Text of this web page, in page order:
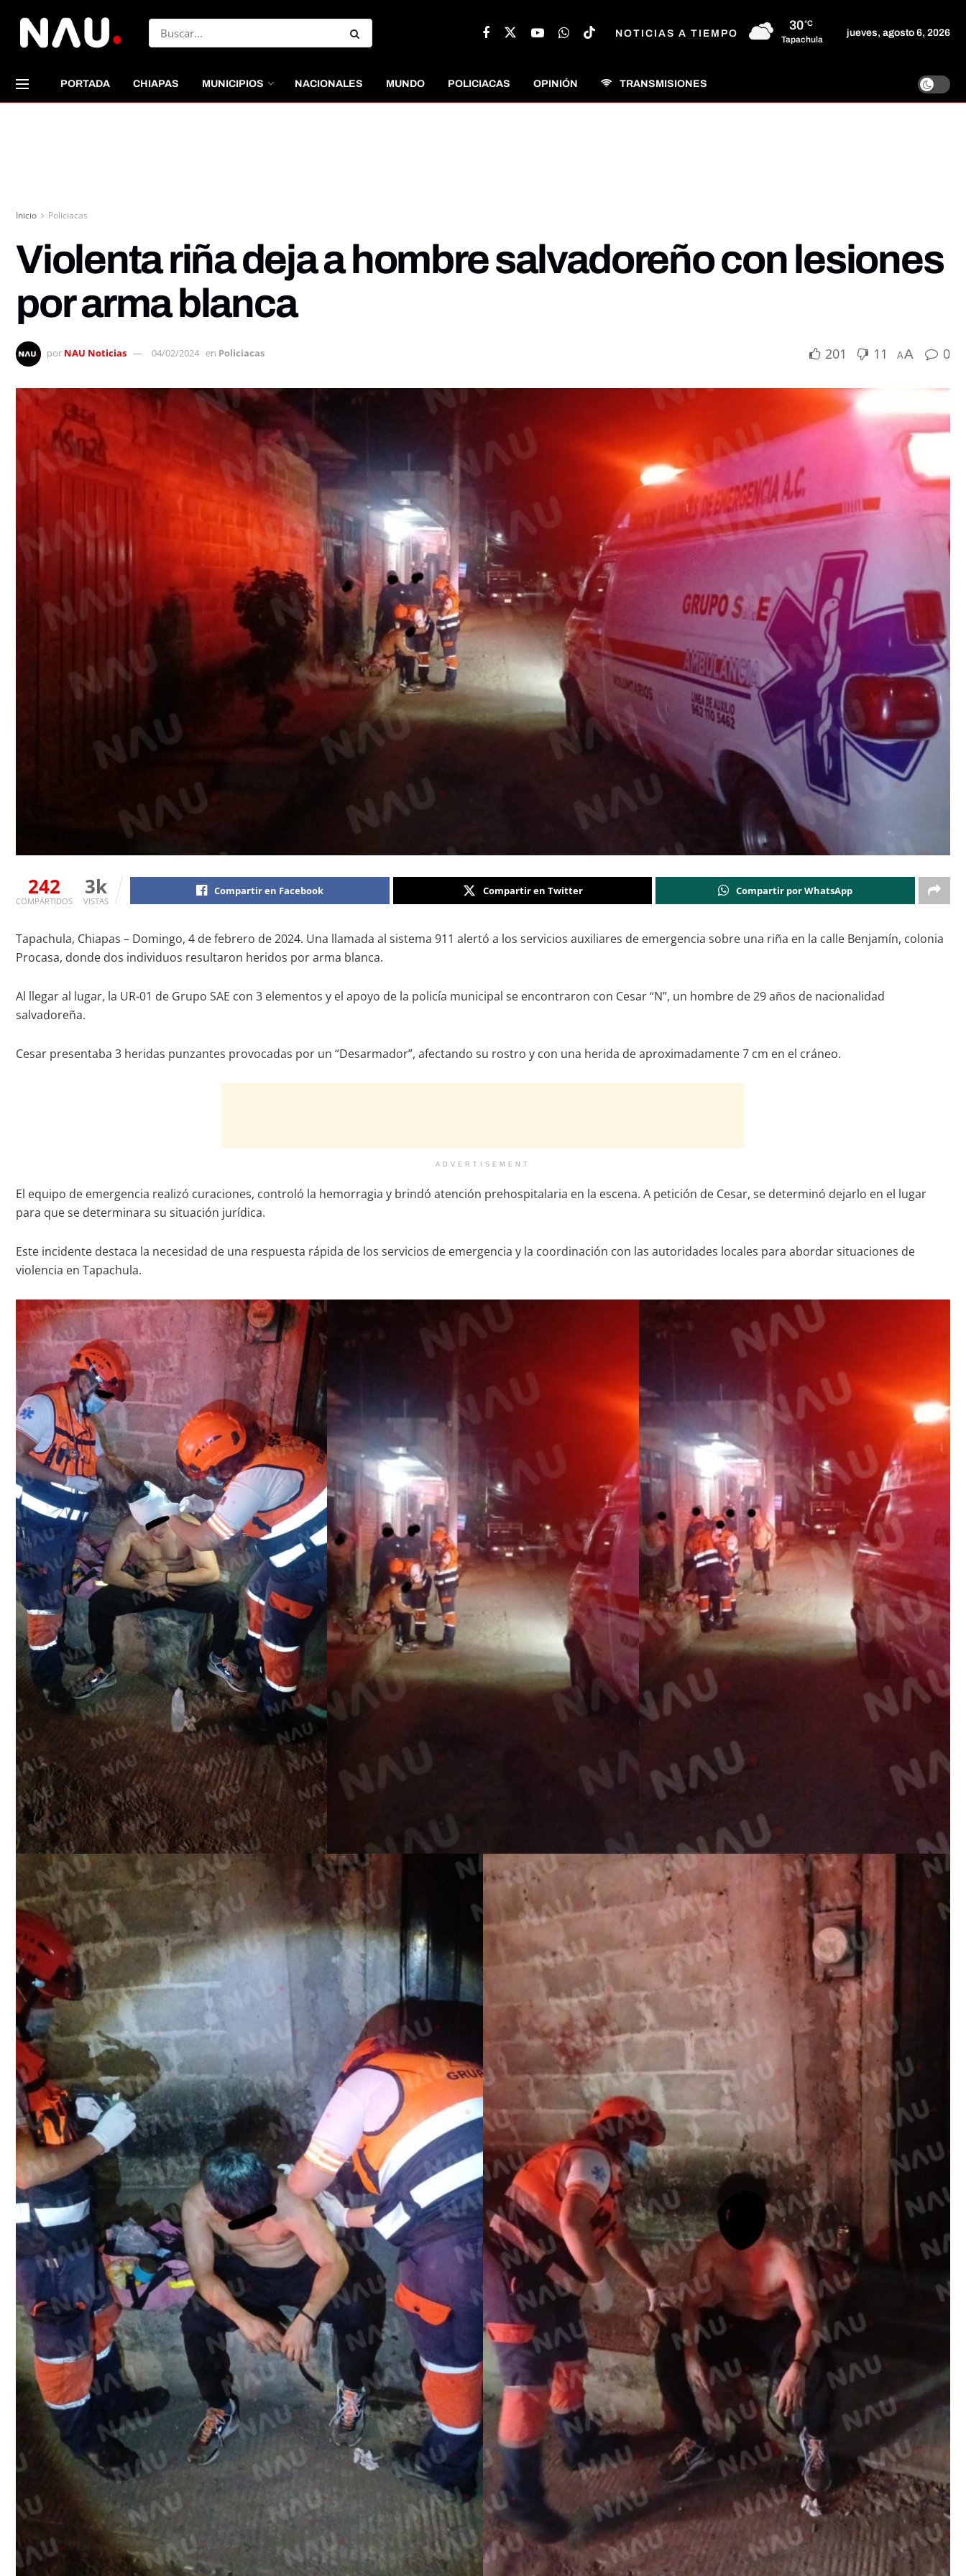
NOTICIAS A TIEMPO
30°C
Tapachula
jueves, agosto 6, 2026
PORTADA CHIAPAS MUNICIPIOS NACIONALES MUNDO POLICIACAS OPINIÓN TRANSMISIONES
Inicio Policiacas
Violenta riña deja a hombre salvadoreño con lesiones
por arma blanca
por NAU Noticias 04/02/2024 en Policiacas 201 11 AA 0
242
COMPARTIDOS
3k
VISTAS
Compartir en Facebook Compartir en Twitter Compartir por WhatsApp
Tapachula, Chiapas – Domingo, 4 de febrero de 2024. Una llamada al sistema 911 alertó a los servicios auxiliares de emergencia sobre una riña en la calle Benjamín, colonia
Procasa, donde dos individuos resultaron heridos por arma blanca.
Al llegar al lugar, la UR-01 de Grupo SAE con 3 elementos y el apoyo de la policía municipal se encontraron con Cesar “N”, un hombre de 29 años de nacionalidad
salvadoreña.
Cesar presentaba 3 heridas punzantes provocadas por un “Desarmador”, afectando su rostro y con una herida de aproximadamente 7 cm en el cráneo.
ADVERTISEMENT
El equipo de emergencia realizó curaciones, controló la hemorragia y brindó atención prehospitalaria en la escena. A petición de Cesar, se determinó dejarlo en el lugar
para que se determinara su situación jurídica.
Este incidente destaca la necesidad de una respuesta rápida de los servicios de emergencia y la coordinación con las autoridades locales para abordar situaciones de
violencia en Tapachula.